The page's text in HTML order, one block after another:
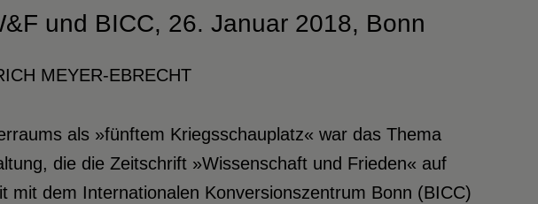
und BICC, 26. Januar 2018, Bonn
MEYER-EBRECHT
als »fünftem Kriegsschauplatz« war das Thema
die die Zeitschrift »Wissenschaft und Frieden« auf
mit dem Internationalen Konversionszentrum Bonn (BICC)